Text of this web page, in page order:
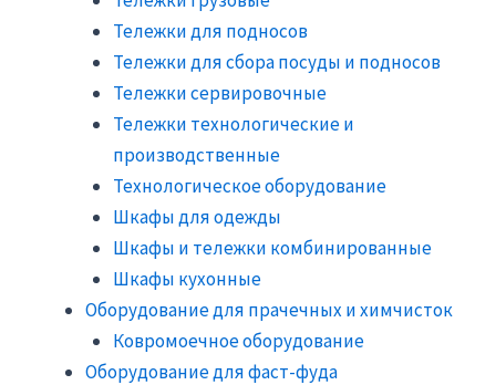
Тележки для подносов
Тележки для сбора посуды и подносов
Тележки сервировочные
Тележки технологические и
производственные
Технологическое оборудование
Шкафы для одежды
Шкафы и тележки комбинированные
Шкафы кухонные
Оборудование для прачечных и химчисток
Ковромоечное оборудование
Оборудование для фаст-фуда